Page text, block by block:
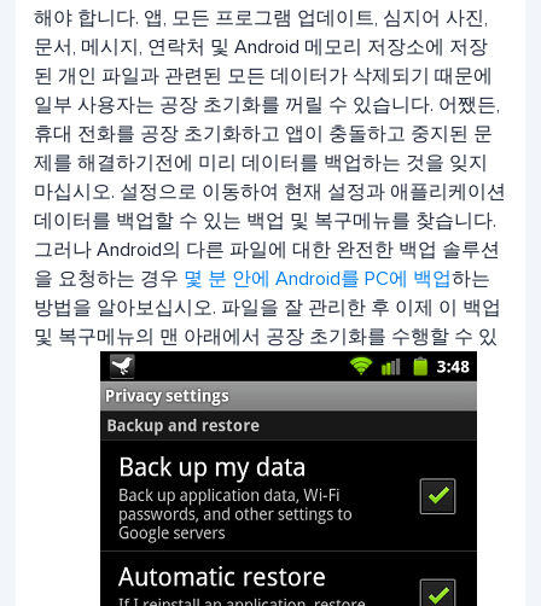
해야 합니다. 앱, 모든 프로그램 업데이트, 심지어 사진,
문서, 메시지, 연락처 및 Android 메모리 저장소에 저장
된 개인 파일과 관련된 모든 데이터가 삭제되기 때문에
일부 사용자는 공장 초기화를 꺼릴 수 있습니다. 어쨌든,
휴대 전화를 공장 초기화하고 앱이 충돌하고 중지된 문
제를 해결하기전에 미리 데이터를 백업하는 것을 잊지
마십시오. 설정으로 이동하여 현재 설정과 애플리케이션
데이터를 백업할 수 있는 백업 및 복구메뉴를 찾습니다.
그러나 Android의 다른 파일에 대한 완전한 백업 솔루션
을 요청하는 경우 몇 분 안에 Android를 PC에 백업하는
방법을 알아보십시오. 파일을 잘 관리한 후 이제 이 백업
및 복구메뉴의 맨 아래에서 공장 초기화를 수행할 수 있